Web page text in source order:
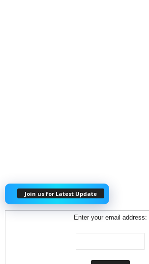
Join us for Latest Update
Enter your email address: